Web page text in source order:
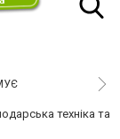
техніка та